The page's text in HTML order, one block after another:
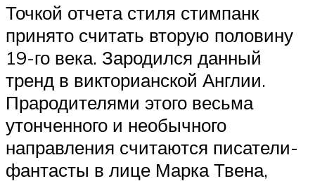
Точкой отчета стиля стимпанк
принято считать вторую половину
19-го века. Зародился данный
тренд в викторианской Англии.
Прародителями этого весьма
утонченного и необычного
направления считаются писатели-
фантасты в лице Марка Твена,